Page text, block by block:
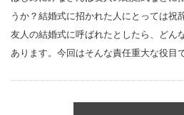
うか？結婚式に招かれた人にとっては祝
友人の結婚式に呼ばれたとしたら、どん
あります。今回はそんな責任重大な役目